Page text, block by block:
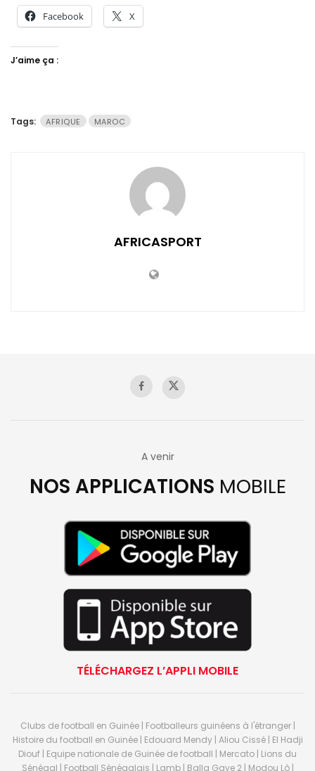
Facebook X
J’aime ça :
Tags: AFRIQUE MAROC
AFRICASPORT
A venir
NOS APPLICATIONS MOBILE
TÉLÉCHARGEZ L’APPLI MOBILE
Clubs de football en Guinée | Footballeurs guinéens à l'étranger |
Histoire du football en Guinée | Edouard Mendy | Aliou Cissé | El Hadji
Diouf | Equipe nationale de Guinée de football | Mercato | Lions du
Sénégal | Football Sénégalais | Lamb | Balla Gaye 2 | Modou Lô |